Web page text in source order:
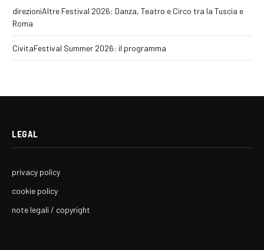
direzioniAltre Festival 2026: Danza, Teatro e Circo tra la Tuscia e
Roma
CivitaFestival Summer 2026: il programma
LEGAL
privacy policy
cookie policy
note legali / copyright